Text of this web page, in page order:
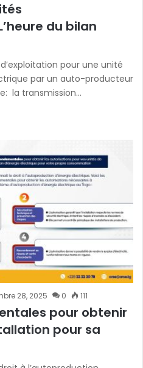
du bilan
pour une unité
par un auto-producteur
la transmission…
28, 2025 0 111
pour obtenir
pour sa